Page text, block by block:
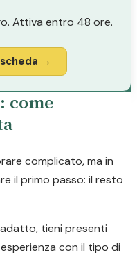
Attiva entro 48 ore.
→
come
complicato, ma in
il primo passo: il resto
tieni presenti
con il tipo di